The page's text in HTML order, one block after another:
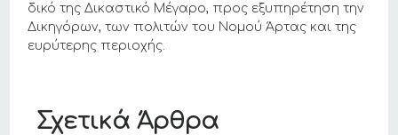
Σχετικά Άρθρα
δικό της Δικαστικό Μέγαρο, προς εξυπηρέτηση την
Δικηγόρων, των πολιτών του Νομού Άρτας και της
ευρύτερης περιοχής.